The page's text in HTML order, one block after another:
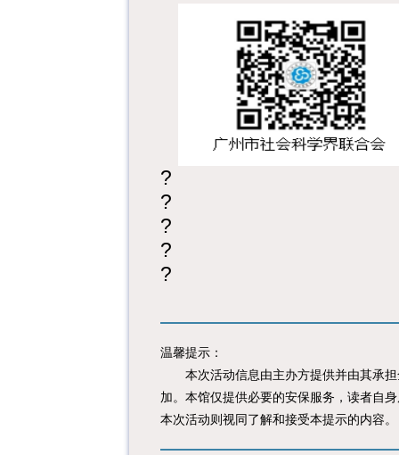
?
?
?
?
?
温馨提示：
本次活动信息由主办方提供并由其承担
加。本馆仅提供必要的安保服务，读者自
本次活动则视同了解和接受本提示的内容。